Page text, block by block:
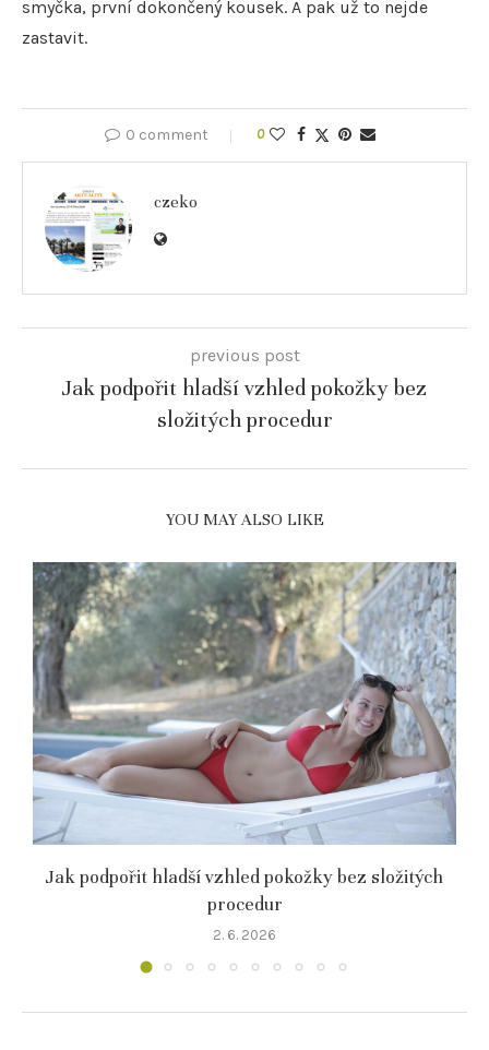
smyčka, první dokončený kousek. A pak už to nejde
zastavit.
0 comment 0
czeko
previous post
Jak podpořit hladší vzhled pokožky bez
složitých procedur
YOU MAY ALSO LIKE
Jak podpořit hladší vzhled pokožky bez složitých
procedur
2. 6. 2026